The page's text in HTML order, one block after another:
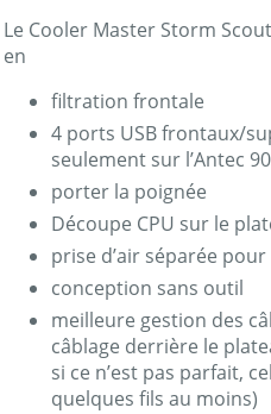
Le Cooler Master Storm
en
filtration frontale
4 ports USB frontaux/
seulement sur l’Antec
porter la poignée
Découpe CPU sur le
prise d’air séparée pour
conception sans outil
meilleure gestion des
câblage derrière le
si ce n’est pas parfait,
quelques fils au moins)